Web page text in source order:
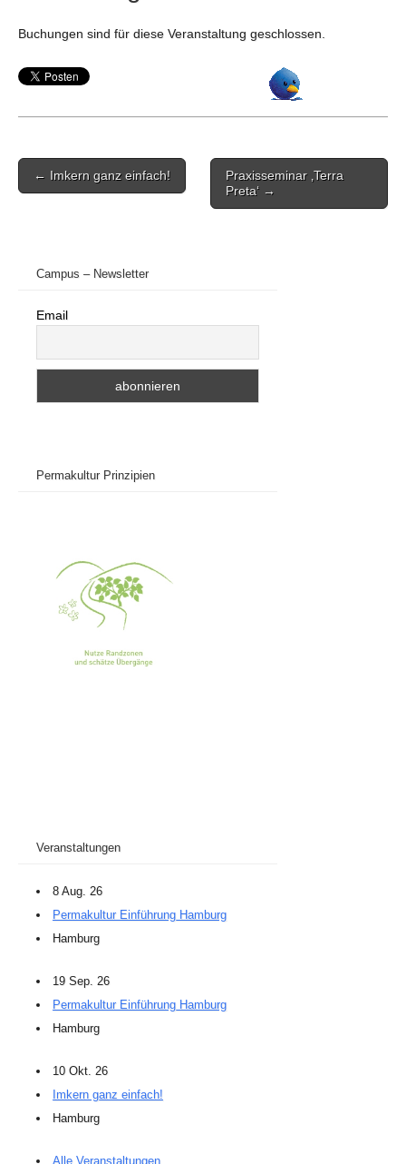
Buchungen sind für diese Veranstaltung geschlossen.
Post
navigation
← Imkern ganz einfach!
Praxisseminar ‚Terra
Preta‘ →
Campus – Newsletter
Email
Permakultur Prinzipien
Veranstaltungen
8 Aug. 26
Permakultur Einführung Hamburg
Hamburg
19 Sep. 26
Permakultur Einführung Hamburg
Hamburg
10 Okt. 26
Imkern ganz einfach!
Hamburg
Alle Veranstaltungen